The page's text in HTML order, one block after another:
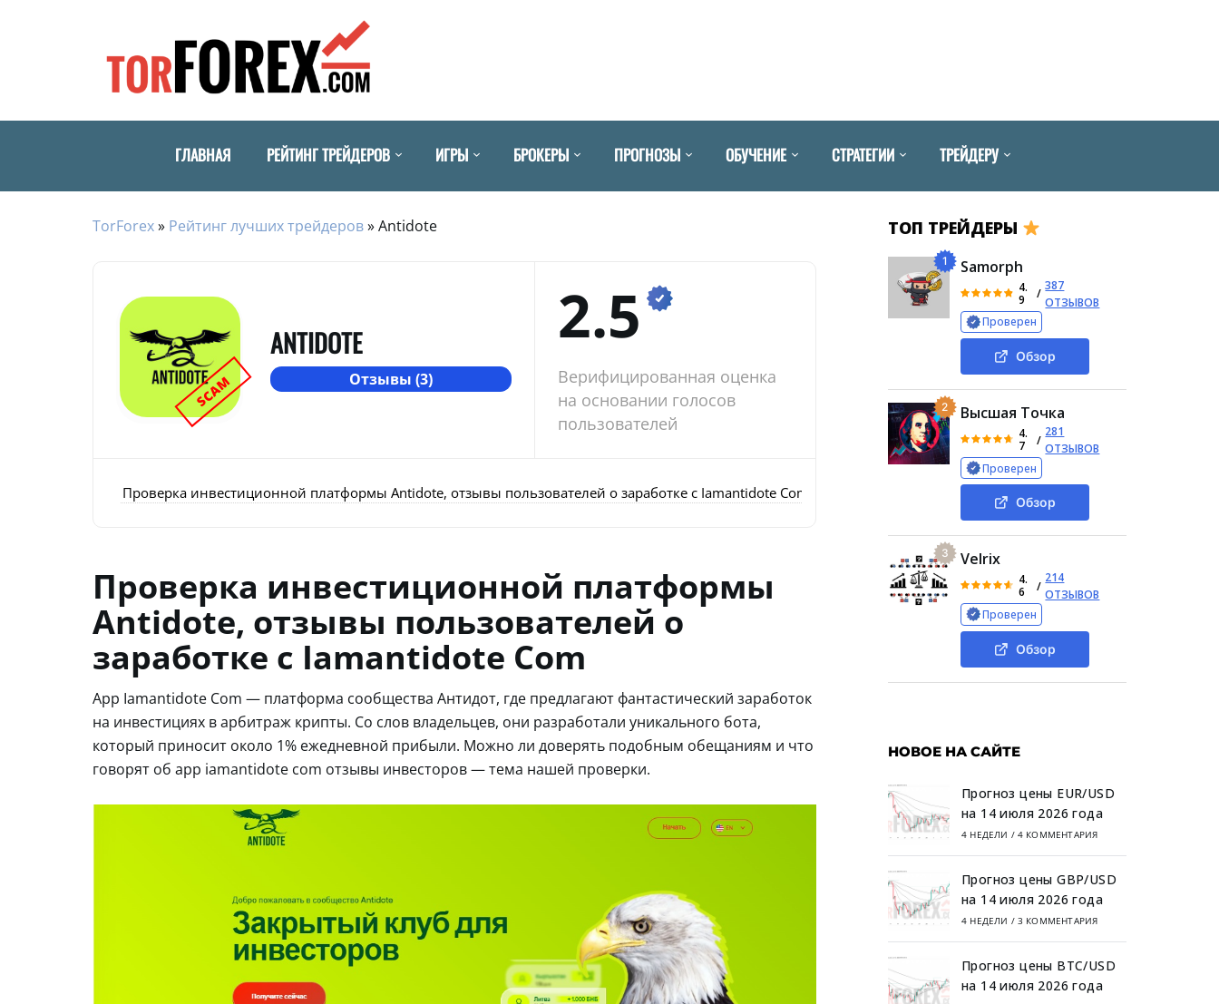
ГЛАВНАЯ РЕЙТИНГ ТРЕЙДЕРОВ ИГРЫ БРОКЕРЫ ПРОГНОЗЫ ОБУЧЕНИЕ СТРАТЕГИИ ТРЕЙДЕРУ
TorForex» Рейтинг лучших трейдеров»Antidote
SCAM
ANTIDOTE
Отзывы (3)
2.5
Верифицированная оценка
на основании голосов
пользователей
Проверка инвестиционной платформы Antidote, отзывы пользователей о заработке с Iamantidote Com Информация о проекте Соцсети проекта
Проверка инвестиционной платформы
Antidote, отзывы пользователей о
заработке с Iamantidote Com
App Iamantidote Com — платформа сообщества Антидот, где предлагают фантастический заработок
на инвестициях в арбитраж крипты. Со слов владельцев, они разработали уникального бота,
который приносит около 1% ежедневной прибыли. Можно ли доверять подобным обещаниям и что
говорят об app iamantidote com отзывы инвесторов — тема нашей проверки.
ТОП ТРЕЙДЕРЫ
1 Samorph
4.
9
/
387
ОТЗЫВОВ
Проверен
Обзор
2 Высшая Точка
4.
7
/
281
ОТЗЫВОВ
Проверен
Обзор
3 Velrix
4.
6
/
214
ОТЗЫВОВ
Проверен
Обзор
НОВОЕ НА САЙТЕ
Прогноз цены EUR/USD
на 14 июля 2026 года
4 НЕДЕЛИ / 4 КОММЕНТАРИЯ
Прогноз цены GBP/USD
на 14 июля 2026 года
4 НЕДЕЛИ / 3 КОММЕНТАРИЯ
Прогноз цены BTC/USD
на 14 июля 2026 года